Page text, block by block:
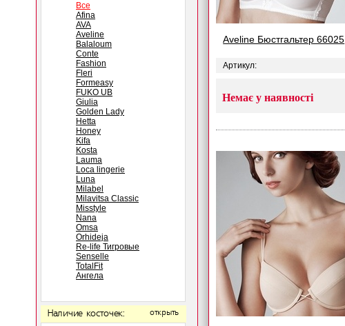
Все
Afina
AVA
Aveline
Balaloum
Conte
Fashion
Fleri
Formeasy
FUKO UB
Giulia
Golden Lady
Hetta
Honey
Kifa
Kosta
Lauma
Loca lingerie
Luna
Milabel
Milavitsa Classic
Misstyle
Nana
Omsa
Orhideja
Re-life Тигровые
Senselle
TotalFit
Ангела
Наличие косточек: открыть
Aveline Бюстгальтер 66025
Артикул:
Немає у наявності